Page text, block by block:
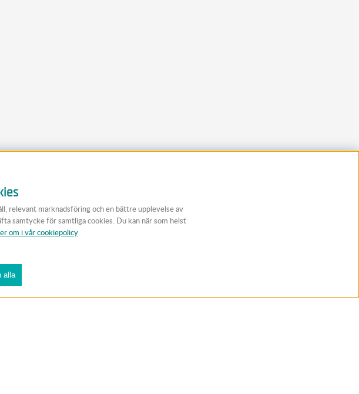
relevant marknadsföring och en bättre upplevelse av
samtycke för samtliga cookies. Du kan när som helst
om i vår cookiepolicy
alla